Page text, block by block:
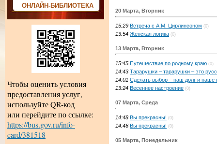
ОНЛАЙН-БИБЛИОТЕКА
Чтобы оценить условия
предоставления услуг,
используйте QR-код
или перейдите по ссылке:
https://bus.gov.ru/info-
card/381518
20 Марта, Вторник
15:29 Встреча с А.М. Цирлинсоном (0)
13:54 Женская логика (0)
13 Марта, Вторник
15:45 Путешествие по родному краю (0)
14:43 Тарарушки – тарарушки – это
14:01 Сделать выбор – наш долг и наше
13:24 Весеннее настроение (0)
07 Марта, Среда
14:48 Вы прекрасны! (0)
14:46 Вы прекрасны! (0)
05 Марта, Понедельник